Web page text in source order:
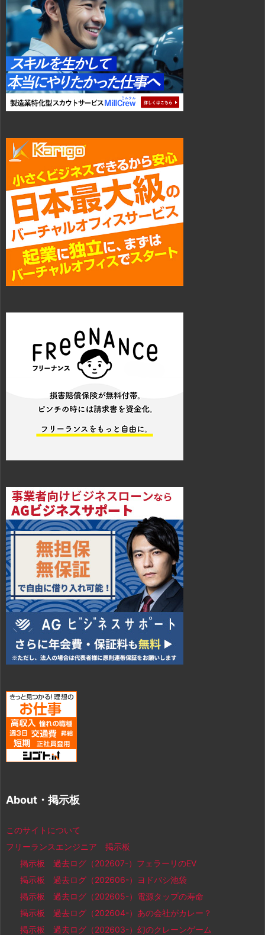
About・掲示板
このサイトについて
フリーランスエンジニア 掲示板
掲示板 過去ログ（202607-）フェラーリのEV
掲示板 過去ログ（202606-）ヨドバシ池袋
掲示板 過去ログ（202605-）電源タップの寿命
掲示板 過去ログ（202604-）あの会社がカレー？
掲示板 過去ログ（202603-）幻のクレーンゲーム